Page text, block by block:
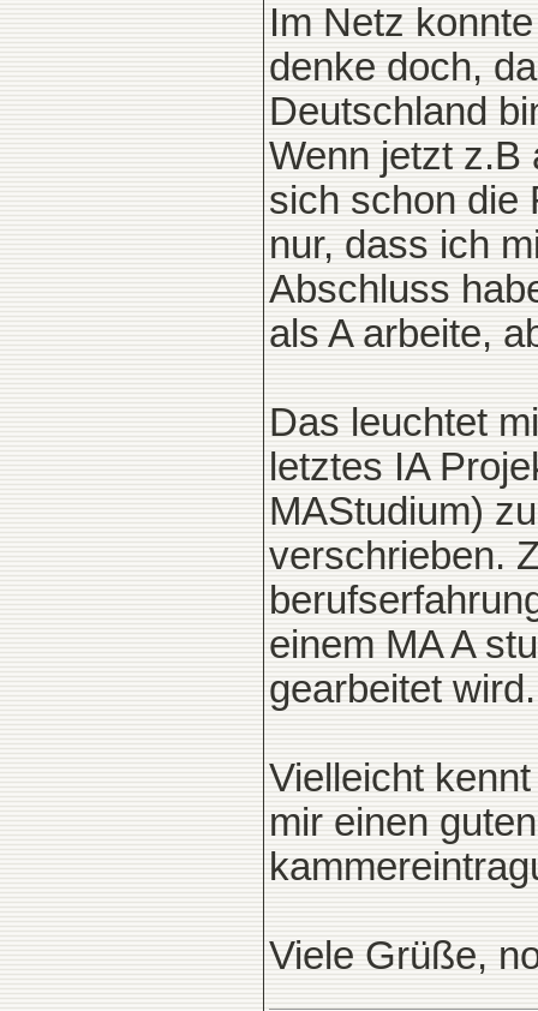
Im Netz
denke doch,
Deutschland
Wenn jetzt z.B
sich schon die
nur, dass ich
Abschluss
als A arbeite,
Das leuchtet
letztes IA
MAStudium)
verschrieben.
einem MA A
gearbeitet wird.
Vielleicht
mir einen
Viele Grüße,